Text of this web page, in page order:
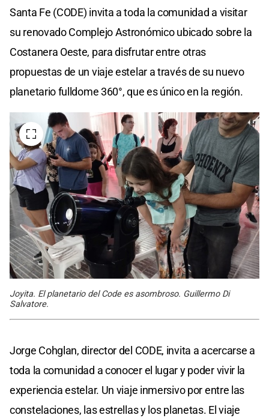
Santa Fe (CODE) invita a toda la comunidad a visitar
su renovado Complejo Astronómico ubicado sobre la
Costanera Oeste, para disfrutar entre otras
propuestas de un viaje estelar a través de su nuevo
planetario fulldome 360°, que es único en la región.
Joyita. El planetario del Code es asombroso. Guillermo Di
Salvatore.
Jorge Cohglan, director del CODE, invita a acercarse a
toda la comunidad a conocer el lugar y poder vivir la
experiencia estelar. Un viaje inmersivo por entre las
constelaciones, las estrellas y los planetas. El viaje